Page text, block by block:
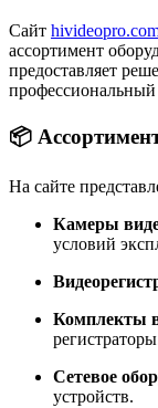
Сайт
ассортимент
предоставляет
профессиональный
📦
На сайте
Камеры
условий
Комплекты
Сетевое
устройств.